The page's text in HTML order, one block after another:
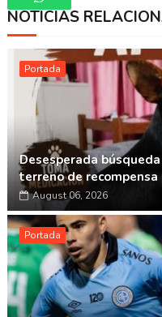
Whatsapp
NOTICIAS
Portada
Desesperada
terreno de
August 06, 2026
Portada